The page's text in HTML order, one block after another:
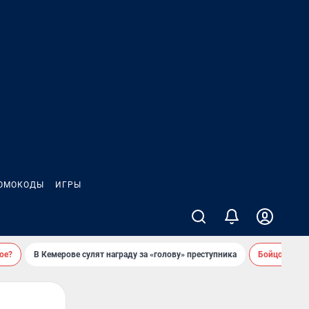
ИГРЫ
В Кемерове сулят награду за «голову» преступника Бойцовский